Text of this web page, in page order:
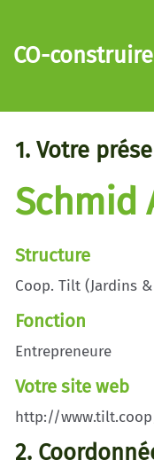
Aller au contenu
CO-construire
1. Votre
Schmid
Structure
Coop. Tilt (Jardins
Fonction
Entrepreneure
Votre site web
http://
2.